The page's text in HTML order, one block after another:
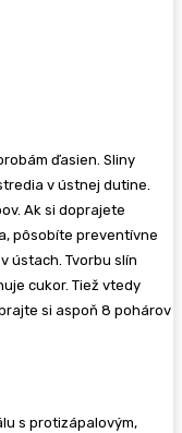
ďasien. Sliny
v ústnej dutine.
Ak si doprajete
pôsobíte preventívne
ústach. Tvorbu slín
cukor. Tiež vtedy
si aspoň 8 pohárov
s protizápalovým,